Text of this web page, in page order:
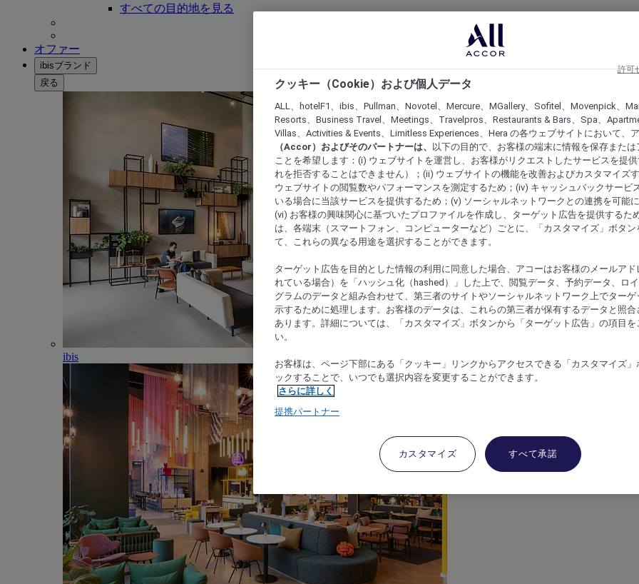
すべての目的地を見る
オファー
ibisブランド
戻る
ibis
クッキー（Cookie）および個人データ
ALL、hotelF1、ibis、Pullman、Novotel、Mercure、MGallery、Sofitel、Movenpick、
Resorts、Business Travel、Meetings、Travelpros、Restaurants & Bars、Spa、
Villas、Activities & Events、Limitless Experiences、Hera の各ウェブサイトにおいて、
（Accor）およびそのパートナーは、
以下の目的で、お客様の端末に情報を保存または
ことを希望します：(i) ウェブサイトを運営し、お客様がリクエストしたサービスを提供
れを拒否することはできません）；(ii) ウェブサイトの機能を改善およびカスタマイズ
ウェブサイトの閲覧数やパフォーマンスを測定するため；(iv) キャッシュバックサービ
いる場合に当該サービスを提供するため；(v) ソーシャルネットワークとの連携を可能
(vi) お客様の興味関心に基づいたプロファイルを作成し、ターゲット広告を提供するた
は、各端末（スマートフォン、コンピューターなど）ごとに、「カスタマイズ」ボタン
て、これらの異なる用途を選択することができます。
ターゲット広告を目的とした情報の利用に同意した場合、アコーはお客様のメールアド
れている場合）を「ハッシュ化（hashed）」した上で、閲覧データ、予約データ、ロ
グラムのデータと組み合わせて、第三者のサイトやソーシャルネットワーク上でター
示するために処理します。お客様のデータは、これらの第三者が保有するデータと照合
あります。詳細については、「カスタマイズ」ボタンから「ターゲット広告」の項目を
い。
お客様は、ページ下部にある「クッキー」リンクからアクセスできる「カスタマイズ」
ックすることで、いつでも選択内容を変更することができます。
さらに詳しく
提携パートナー
カスタマイズ すべて承諾
許可